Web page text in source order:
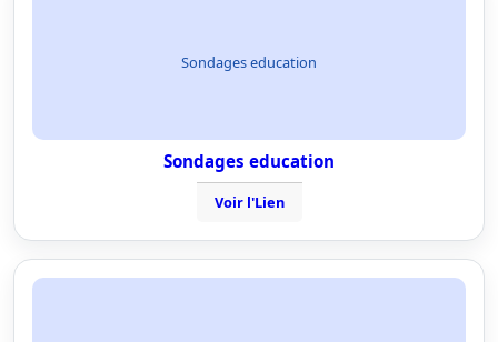
Sondages education
Sondages education
Voir l'Lien